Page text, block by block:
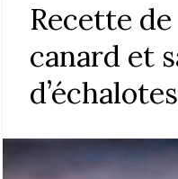
Recette
canard et